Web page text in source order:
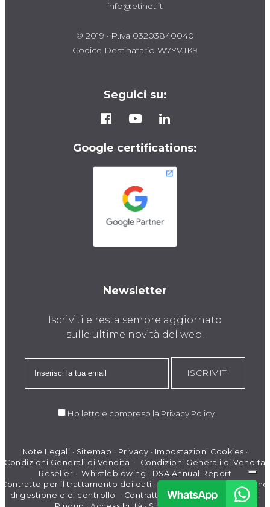
info@etinet.it
© 2019 · P.iva 03203840040
Codice Destinatario W7YVJK9
Seguici su:
Google certifications:
Newsletter
Iscriviti e resta sempre aggiornato
sulle ultime novità del web.
ISCRIVITI
Ho letto e compreso la Privacy Policy
Note Legali · Sitemap · Privacy · Impostazioni Cookies ·
Condizioni Generali di Vendita · Condizioni Generali di Vendita
Reseller · Whistleblowing · DSA Annual Report
Contratto per il trattamento dei dati ·Modello di organizzazione
di gestione e di controllo
· Contratto per il Trattamento dati